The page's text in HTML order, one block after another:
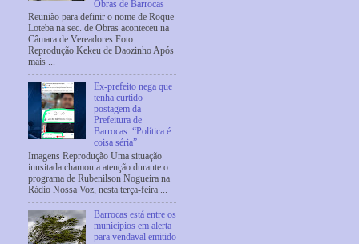
Obras de Barrocas
Reunião para definir o nome de Roque
Loteba na sec. de Obras aconteceu na
Câmara de Vereadores Foto
Reprodução Kekeu de Daozinho Após
mais ...
Ex-prefeito nega que
tenha curtido
postagem da
Prefeitura de
Barrocas: “Política é
coisa séria”
Imagens Reprodução Uma situação
inusitada chamou a atenção durante o
programa de Rubenilson Nogueira na
Rádio Nossa Voz, nesta terça-feira ...
Barrocas está entre os
municípios em alerta
para vendaval emitido